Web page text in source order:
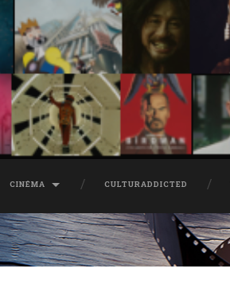
CINÉMA CULTURADDICTED